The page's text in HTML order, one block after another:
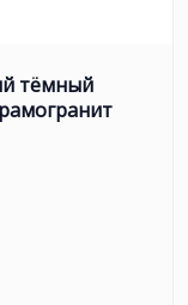
тёмный